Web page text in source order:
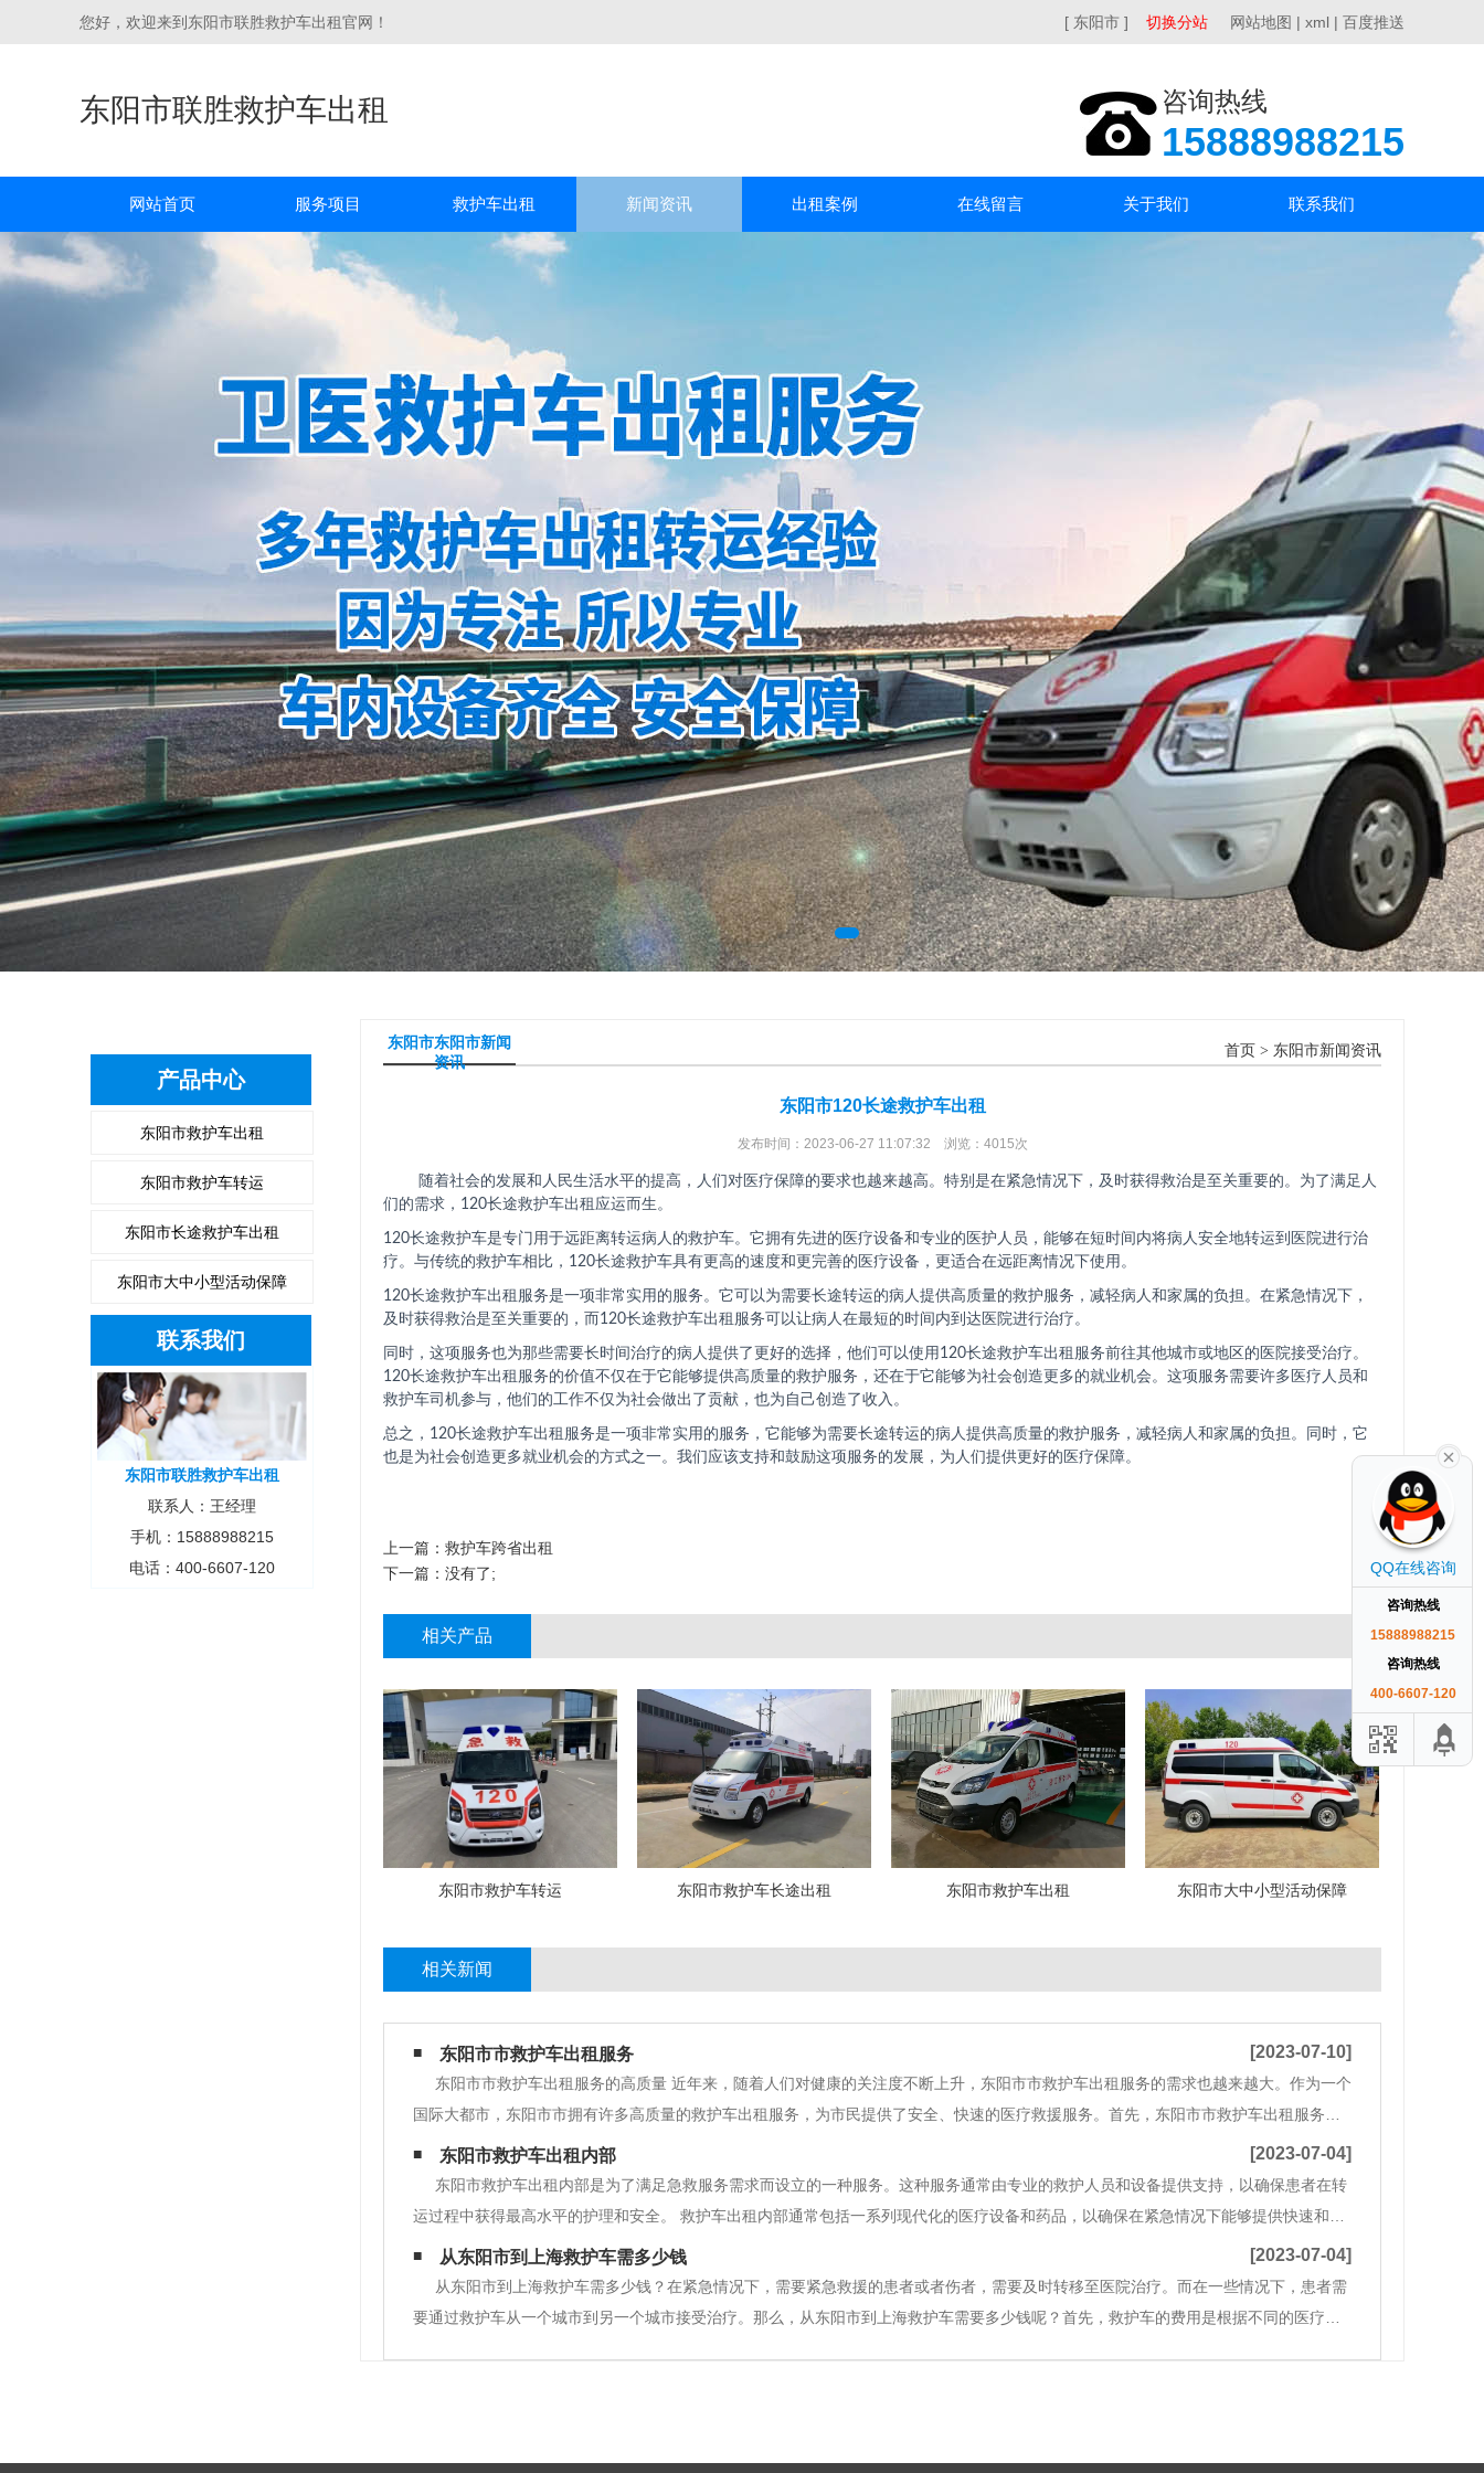
您好，欢迎来到东阳市联胜救护车出租官网！ [ 东阳市 ] 切换分站 网站地图 | xml | 百度推送
东阳市联胜救护车出租 咨询热线
15888988215
网站首页 服务项目 救护车出租 新闻资讯 出租案例 在线留言 关于我们 联系我们
产品中心
东阳市救护车出租
东阳市救护车转运
东阳市长途救护车出租
东阳市大中小型活动保障
联系我们
东阳市联胜救护车出租
联系人：王经理
手机：15888988215
电话：400-6607-120
东阳市东阳市新闻
资讯
首页 > 东阳市新闻资讯
东阳市120长途救护车出租
发布时间：2023-06-27 11:07:32 浏览：4015次
随着社会的发展和人民生活水平的提高，人们对医疗保障的要求也越来越高。特别是在紧急情况下，及时获得救治是至关重要的。为了满足人
们的需求，120长途救护车出租应运而生。
120长途救护车是专门用于远距离转运病人的救护车。它拥有先进的医疗设备和专业的医护人员，能够在短时间内将病人安全地转运到医院进行治
疗。与传统的救护车相比，120长途救护车具有更高的速度和更完善的医疗设备，更适合在远距离情况下使用。
120长途救护车出租服务是一项非常实用的服务。它可以为需要长途转运的病人提供高质量的救护服务，减轻病人和家属的负担。在紧急情况下，
及时获得救治是至关重要的，而120长途救护车出租服务可以让病人在最短的时间内到达医院进行治疗。
同时，这项服务也为那些需要长时间治疗的病人提供了更好的选择，他们可以使用120长途救护车出租服务前往其他城市或地区的医院接受治疗。
120长途救护车出租服务的价值不仅在于它能够提供高质量的救护服务，还在于它能够为社会创造更多的就业机会。这项服务需要许多医疗人员和
救护车司机参与，他们的工作不仅为社会做出了贡献，也为自己创造了收入。
总之，120长途救护车出租服务是一项非常实用的服务，它能够为需要长途转运的病人提供高质量的救护服务，减轻病人和家属的负担。同时，它
也是为社会创造更多就业机会的方式之一。我们应该支持和鼓励这项服务的发展，为人们提供更好的医疗保障。
上一篇： 救护车跨省出租
下一篇：没有了;
相关产品
东阳市救护车转运 东阳市救护车长途出租 东阳市救护车出租 东阳市大中小型活动保障
相关新闻
东阳市市救护车出租服务 [2023-07-10]
东阳市市救护车出租服务的高质量 近年来，随着人们对健康的关注度不断上升，东阳市市救护车出租服务的需求也越来越大。作为一个
国际大都市，东阳市市拥有许多高质量的救护车出租服务，为市民提供了安全、快速的医疗救援服务。首先，东阳市市救护车出租服务具
备高质量的车辆和设备。这些救护车都是经过专业认证和检验的，符合国家行业标准。车辆配备了先进的医疗设备，如心电监护仪、呼吸
机、急救箱等，能够满足各种急救和转院需求。同时，
东阳市救护车出租内部 [2023-07-04]
东阳市救护车出租内部是为了满足急救服务需求而设立的一种服务。这种服务通常由专业的救护人员和设备提供支持，以确保患者在转
运过程中获得最高水平的护理和安全。 救护车出租内部通常包括一系列现代化的医疗设备和药品，以确保在紧急情况下能够提供快速和有
效的医疗支持。这些设备包括心电图监测器、呼吸机、氧气供应器、除颤器和气管插管设备等。此外，在救护车上还配备有各种常见的急
救药品，如镇痛剂、抗过敏药、血压药和输液设
从东阳市到上海救护车需多少钱 [2023-07-04]
从东阳市到上海救护车需多少钱？在紧急情况下，需要紧急救援的患者或者伤者，需要及时转移至医院治疗。而在一些情况下，患者需
要通过救护车从一个城市到另一个城市接受治疗。那么，从东阳市到上海救护车需要多少钱呢？首先，救护车的费用是根据不同的医疗机
QQ在线咨询
咨询热线
15888988215
咨询热线
400-6607-120